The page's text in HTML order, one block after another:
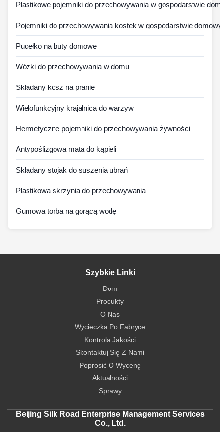
Plastikowe pojemniki do przechowywania w gospodarstwie
Pojemniki do przechowywania kostek w gospodarstwie
Pudełko na buty domowe
Wózki do przechowywania w domu
Składany kosz na pranie
Wielofunkcyjny krajalnica do warzyw
Hermetyczne pojemniki do przechowywania żywności
Antypoślizgowa mata do kąpieli
Składany stojak do suszenia ubrań
Plastikowa skrzynia do przechowywania
Gumowa torba na gorącą wodę
Szybkie Linki
Dom
Produkty
O Nas
Wycieczka Po Fabryce
Kontrola Jakości
Skontaktuj Się Z Nami
Poprosić O Wycenę
Aktualności
Sprawy
Beijing Silk Road Enterprise Management Services
Co., Ltd.